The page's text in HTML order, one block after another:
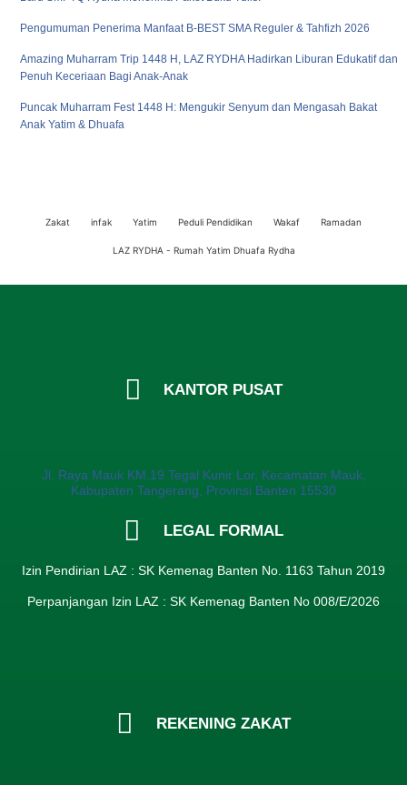
Pengumuman Penerima Manfaat B-BEST SMA Reguler & Tahfizh 2026
Amazing Muharram Trip 1448 H, LAZ RYDHA Hadirkan Liburan Edukatif dan
Penuh Keceriaan Bagi Anak-Anak
Puncak Muharram Fest 1448 H: Mengukir Senyum dan Mengasah Bakat
Anak Yatim & Dhuafa
Zakat infak Yatim Peduli Pendidikan Wakaf Ramadan
LAZ RYDHA - Rumah Yatim Dhuafa Rydha
KANTOR PUSAT
Jl. Raya Mauk KM.19 Tegal Kunir Lor, Kecamatan Mauk,
Kabupaten Tangerang, Provinsi Banten 15530
LEGAL FORMAL
Izin Pendirian LAZ : SK Kemenag Banten No. 1163 Tahun 2019
Perpanjangan Izin LAZ : SK Kemenag Banten No 008/E/2026​
REKENING ZAKAT